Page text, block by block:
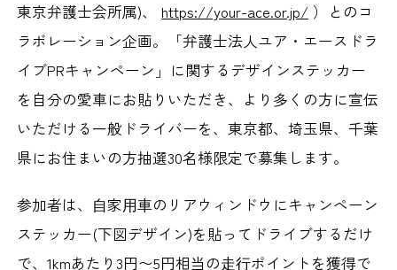
東京弁護士会所属)、https://your-ace.or.jp/ ）とのコ
ラボレーション企画。「弁護士法人ユア・エースドラ
イブPRキャンペーン」に関するデザインステッカー
を自分の愛車にお貼りいただき、より多くの方に宣伝
いただける一般ドライバーを、東京都、埼玉県、千葉
県にお住まいの方抽選30名様限定で募集します。
参加者は、⾃家⽤⾞のリアウィンドウにキャンペーン
ステッカー(下図デザイン)を貼ってドライブするだけ
で、1kmあたり3円〜5円相当の⾛⾏ポイントを獲得で